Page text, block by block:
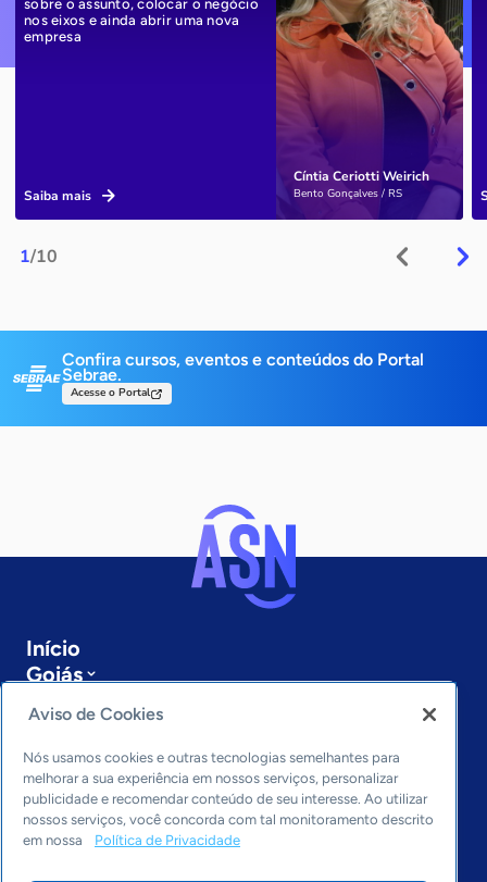
1/10
Cíntia Ceriotti Weirich
Bento Gonçalves / RS
sobre o assunto, colocar o negócio
nos eixos e ainda abrir uma nova
empresa
Saiba mais
Confira cursos, eventos e conteúdos do Portal
Sebrae.
Acesse o Portal
Início
Goiás
Sobre a ASN
Últimas notícias
Entre em contato
Editorias
Economia & Política
Inovação & Tecnologia
Cultura empreendedora
Aviso de Cookies
Nós usamos cookies e outras tecnologias semelhantes para
melhorar a sua experiência em nossos serviços, personalizar
publicidade e recomendar conteúdo de seu interesse. Ao utilizar
nossos serviços, você concorda com tal monitoramento descrito
em nossa
Política de Privacidade